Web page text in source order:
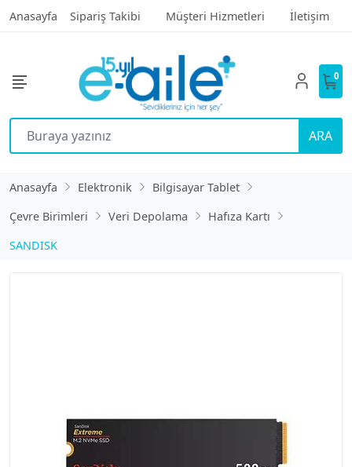
Anasayfa Sipariş Takibi Müşteri Hizmetleri İletişim
ARA
0
Anasayfa Elektronik
Bilgisayar Tablet
Çevre Birimleri
Veri Depolama
Hafıza Kartı
SANDISK